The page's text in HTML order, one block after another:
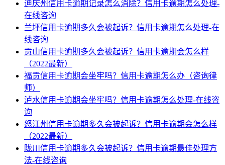
迪庆州信用卡逾期记录怎么消除？信用卡逾期怎么处理-
在线咨询
兰坪信用卡逾期多久会被起诉？信用卡逾期怎么处理-在
线咨询
贡山信用卡逾期多久会被起诉？信用卡逾期会怎么样
（2022最新）
福贡信用卡逾期会坐牢吗？信用卡逾期怎么办（咨询律
师）
泸水信用卡逾期会坐牢吗？信用卡逾期怎么处理-在线咨
询
怒江州信用卡逾期多久会被起诉？信用卡逾期会怎么样
（2022最新）
陇川信用卡逾期多久会被起诉？信用卡逾期最佳处理方
法-在线咨询